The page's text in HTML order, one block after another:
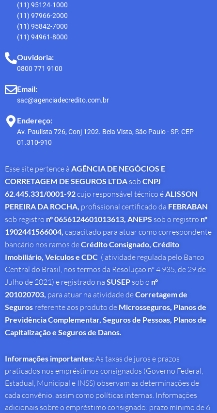
(11) 95124-1000
(11) 97966-2000
(11) 95842-7000
(11) 94961-8000
Ouvidoria:
0800 771 9100
Email:
sac@agenciadecredito.com.br
Endereço:
Av. Paulista 726, Conj 1202. Bela Vista, São Paulo - SP. CEP
01.310-910
Esse site pertence à AGÊNCIA DE NEGÓCIOS E
CORRETAGEM DE SEGUROS LTDA sob CNPJ
62.445.331/0001-92cujo responsável técnico é ALISSON
PEREIRA DA ROCHA profissional certificado da FEBRABAN
sob registro nº 0656124601013613, ANEPS sob o registro nº
1902441566004, capacitado para atuar como correspondente
bancário nos ramos deCrédito Consignado, Crédito
Imobiliário, Veículos e CDC ( atividade regulada pelo Banco
Central do Brasil, nos termos da Resolução nº 4.935, de 29 de
Julho de 2021) e registrado na SUSEP sob o nº
201020703, para atuar na atividade deCorretagem de
Seguros referente aos produto de Microsseguros, Planos de
Previdência Complementar, Seguros de Pessoas, Planos de
Capitalização e Seguros de Danos.
Informações importantes:As taxas de juros e prazos
praticados nos empréstimos consignados (Governo Federal,
Estadual, Municipal e INSS) observam as determinações de
cada convênio, assim como políticas internas. Informações
adicionais sobre o empréstimo consignado: prazo mínimo de 6